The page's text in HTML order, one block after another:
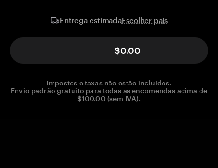
Entrega estimadaEscolher país
$0.00
Impostos e taxas não estão incluídos.
Envio padrão gratuito para todas as encomendas acima de
$100.00 (sem IVA).